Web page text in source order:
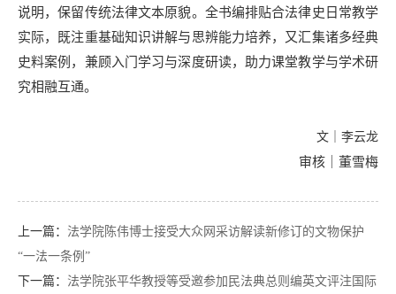
说明，保留传统法律文本原貌。全书编排贴合法律史日常教学
实际，既注重基础知识讲解与思辨能力培养，又汇集诸多经典
史料案例，兼顾入门学习与深度研读，助力课堂教学与学术研
究相融互通。
文｜李云龙
审核｜董雪梅
上一篇： 法学院陈伟博士接受大众网采访解读新修订的文物保护
“一法一条例”
下一篇： ​法学院张平华教授等受邀参加民法典总则编英文评注国际